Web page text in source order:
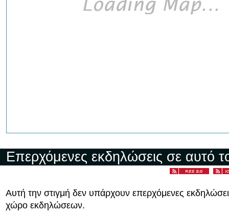
Επερχόμενες εκδηλώσεις σε αυτό
Αυτή την στιγμή δεν υπάρχουν επερχόμενες
χώρο εκδηλώσεων.